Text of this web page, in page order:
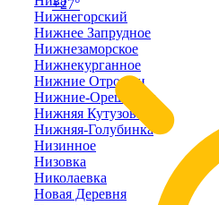
+27°
Нижнегорский
Нижнее Запрудное
Нижнезаморское
Нижнекурганное
Нижние Отрожки
Нижние-Орешники
Нижняя Кутузовка
Нижняя-Голубинка
Низинное
Низовка
Николаевка
Новая Деревня